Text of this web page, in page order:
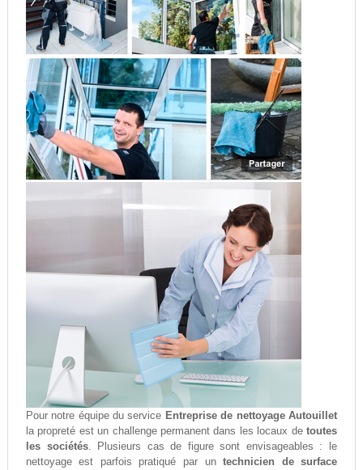
Pour notre équipe du service Entreprise de nettoyage Autouillet
la propreté est un challenge permanent dans les locaux detoutes
les sociétés. Plusieurs cas de figure sont envisageables : le
nettoyage est parfois pratiqué par untechnicien de surface